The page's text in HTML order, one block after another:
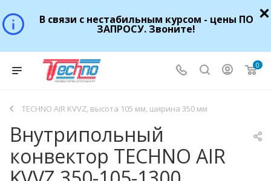
В связи с нестабильным курсом - цены ПО
ЗАПРОСУ. Звоните!
0
TECHNO AIR KVVZ, высота 105 мм, ширина 350 мм
Внутрипольный
конвектор TECHNO AIR